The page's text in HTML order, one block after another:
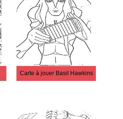
Carte à jouer Basil Hawkins